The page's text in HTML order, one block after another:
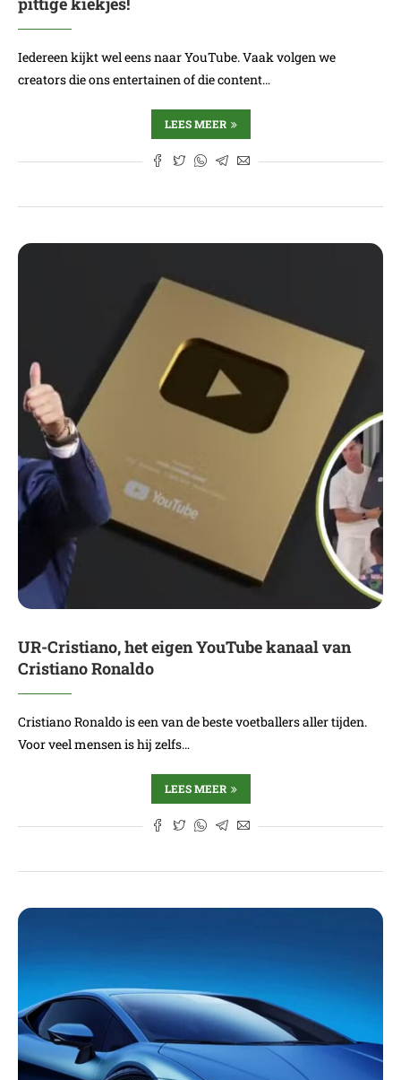
Iedereen kijkt wel eens naar YouTube. Vaak volgen we
creators die ons entertainen of die content…
LEES MEER
UR-Cristiano, het eigen YouTube kanaal van
Cristiano Ronaldo
Cristiano Ronaldo is een van de beste voetballers aller tijden.
Voor veel mensen is hij zelfs…
LEES MEER